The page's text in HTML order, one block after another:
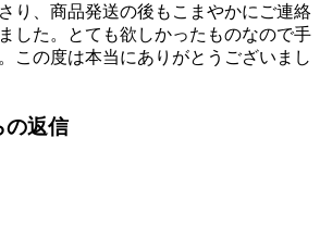
り、商品発送の後もこまやかにご連絡
した。とても欲しかったものなので手
この度は本当にありがとうございまし
の返信